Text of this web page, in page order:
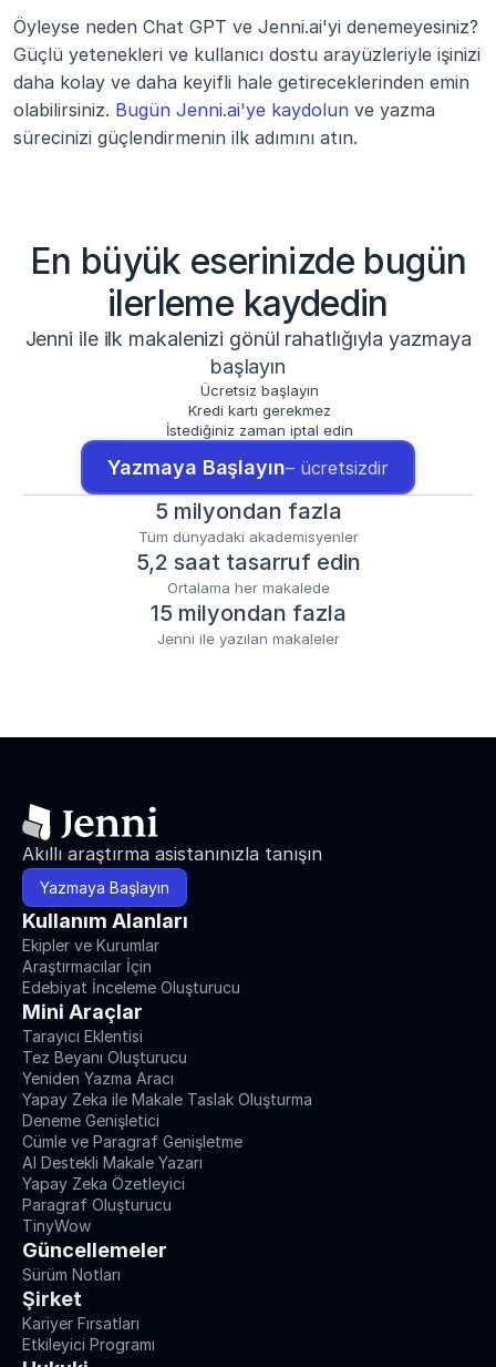
Öyleyse neden Chat GPT ve Jenni.ai'yi denemeyesiniz?
Güçlü yetenekleri ve kullanıcı dostu arayüzleriyle işinizi
daha kolay ve daha keyifli hale getireceklerinden emin
olabilirsiniz. Bugün Jenni.ai'ye kaydolun ve yazma
sürecinizi güçlendirmenin ilk adımını atın.
En büyük eserinizde bugün
ilerleme kaydedin
Jenni ile ilk makalenizi gönül rahatlığıyla yazmaya
başlayın
Ücretsiz başlayın
Kredi kartı gerekmez
İstediğiniz zaman iptal edin
Yazmaya Başlayın– ücretsizdir
5 milyondan fazla
Tüm dünyadaki akademisyenler
5,2 saat tasarruf edin
Ortalama her makalede
15 milyondan fazla
Jenni ile yazılan makaleler
Akıllı araştırma asistanınızla tanışın
Yazmaya Başlayın
Kullanım Alanları
Ekipler ve Kurumlar
Araştırmacılar İçin
Edebiyat İnceleme Oluşturucu
Mini Araçlar
Tarayıcı Eklentisi
Tez Beyanı Oluşturucu
Yeniden Yazma Aracı
Yapay Zeka ile Makale Taslak Oluşturma
Deneme Genişletici
Cümle ve Paragraf Genişletme
AI Destekli Makale Yazarı
Yapay Zeka Özetleyici
Paragraf Oluşturucu
TinyWow
Güncellemeler
Sürüm Notları
Şirket
Kariyer Fırsatları
Etkileyici Programı